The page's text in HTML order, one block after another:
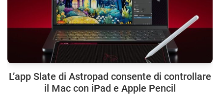
L’app Slate di Astropad consente di controllare
il Mac con iPad e Apple Pencil